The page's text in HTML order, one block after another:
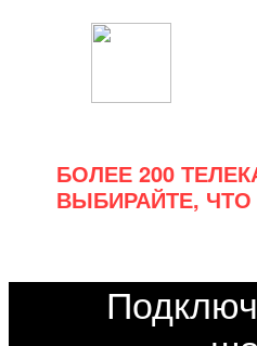
БОЛЕЕ 200
ВЫБИРАЙТЕ,